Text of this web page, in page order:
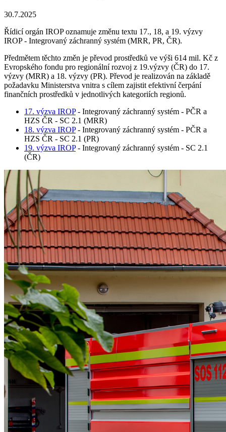
30.7.2025
Řídicí orgán IROP oznamuje změnu textu 17., 18, a 19. výzvy
IROP - Integrovaný záchranný systém (MRR, PR, ČR).
Předmětem těchto změn je převod prostředků ve výši 614 mil. Kč z
Evropského fondu pro regionální rozvoj z 19.výzvy (ČR) do 17.
výzvy (MRR) a 18. výzvy (PR). Převod je realizován na základě
požadavku Ministerstva vnitra s cílem zajistit efektivní čerpání
finančních prostředků v jednotlivých kategoriích regionů.
17. výzva IROP- Integrovaný záchranný systém - PČR a
HZS ČR - SC 2.1 (MRR)
18. výzva IROP- Integrovaný záchranný systém - PČR a
HZS ČR - SC 2.1 (PR)
19. výzva IROP- Integrovaný záchranný systém - SC 2.1
(ČR)